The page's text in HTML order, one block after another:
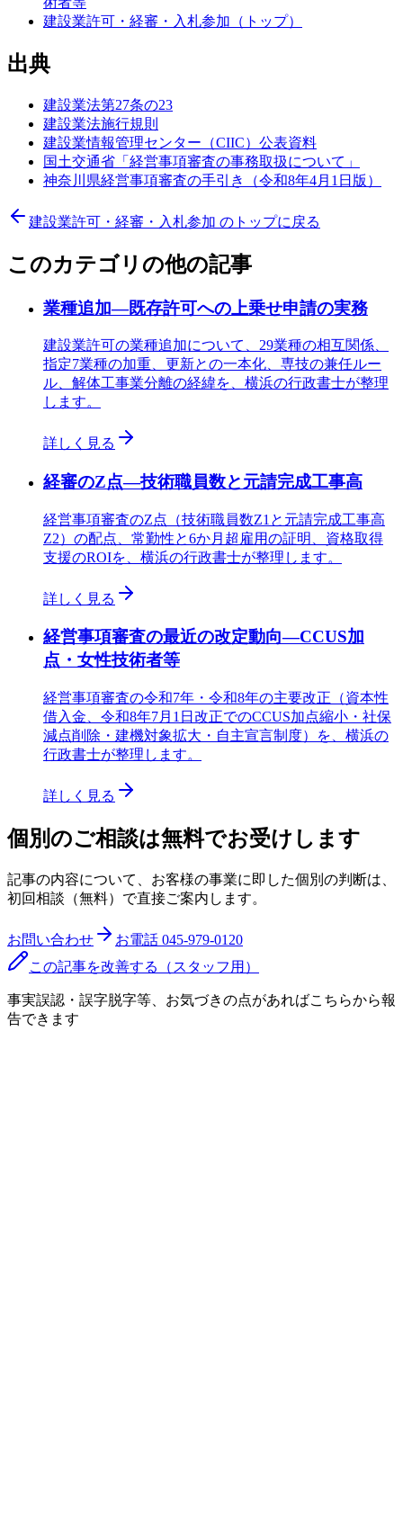
建設業許可・経審・入札参加（トップ）
出典
建設業法第27条の23
建設業法施行規則
建設業情報管理センター（CIIC）公表資料
国土交通省「経営事項審査の事務取扱について」
神奈川県経営事項審査の手引き（令和8年4月1日版）
建設業許可・経審・入札参加 のトップに戻る
このカテゴリの他の記事
業種追加—既存許可への上乗せ申請の実務
建設業許可の業種追加について、29業種の相互関係、
指定7業種の加重、更新との一本化、専技の兼任ルー
ル、解体工事業分離の経緯を、横浜の行政書士が整理
します。
詳しく見る
経審のZ点—技術職員数と元請完成工事高
経営事項審査のZ点（技術職員数Z1と元請完成工事高
Z2）の配点、常勤性と6か月超雇用の証明、資格取得
支援のROIを、横浜の行政書士が整理します。
詳しく見る
経営事項審査の最近の改定動向—CCUS加
点・女性技術者等
経営事項審査の令和7年・令和8年の主要改正（資本性
借入金、令和8年7月1日改正でのCCUS加点縮小・社保
減点削除・建機対象拡大・自主宣言制度）を、横浜の
行政書士が整理します。
詳しく見る
個別のご相談は無料でお受けします
記事の内容について、お客様の事業に即した個別の判断は、
初回相談（無料）で直接ご案内します。
お問い合わせ お電話 045-979-0120
この記事を改善する（スタッフ用）
事実誤認・誤字脱字等、お気づきの点があればこちらから報
告できます